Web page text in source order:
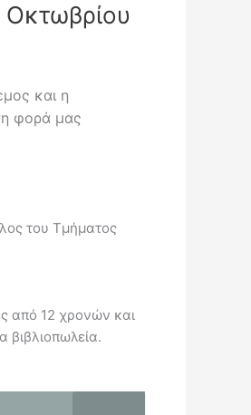
και η
φορά μας
του Τμήματος
από 12 χρονών και
βιβλιοπωλεία.